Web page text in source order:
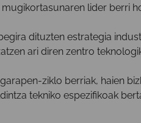
lider berri
dituzten estrategia
ari diren zentro
ziklo berriak, haien
tekniko espezifikoak